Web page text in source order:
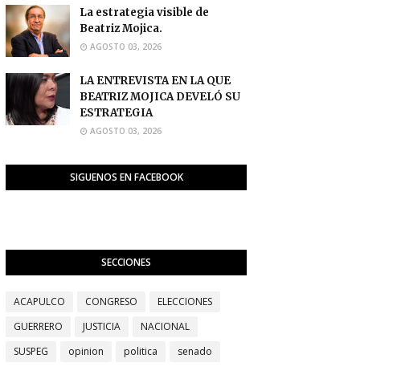
La estrategia visible de
Beatriz Mojica.
AGOSTO 03, 2026
LA ENTREVISTA EN LA QUE
BEATRIZ MOJICA DEVELÓ SU
ESTRATEGIA
AGOSTO 03, 2026
SIGUENOS EN FACEBOOK
SECCIONES
ACAPULCO CONGRESO
ELECCIONES
GUERRERO
JUSTICIA
NACIONAL
SUSPEG
opinion politica senado